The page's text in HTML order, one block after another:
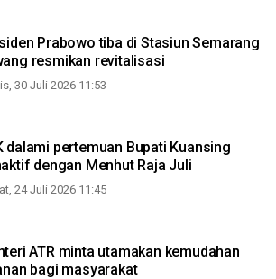
Prabowo tiba di Stasiun Semarang
resmikan revitalisasi
30 Juli 2026 11:53
dalami pertemuan Bupati Kuansing
dengan Menhut Raja Juli
24 Juli 2026 11:45
ATR minta utamakan kemudahan
bagi masyarakat